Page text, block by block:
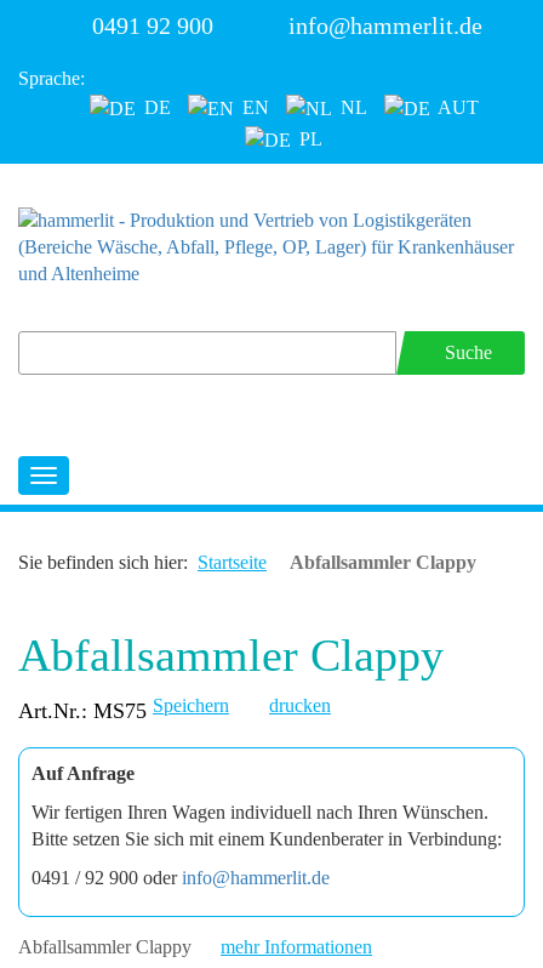
0491 92 900 info@hammerlit.de
Sprache:
DE
EN NL
AUT
PL
Suche
Sie befinden sich hier: Startseite Abfallsammler Clappy
Abfallsammler Clappy
Art.Nr.: MS75 Speichern drucken
Auf Anfrage
Wir fertigen Ihren Wagen individuell nach Ihren Wünschen.
Bitte setzen Sie sich mit einem Kundenberater in Verbindung:
0491 / 92 900 oderinfo@hammerlit.de
Abfallsammler Clappy mehr Informationen